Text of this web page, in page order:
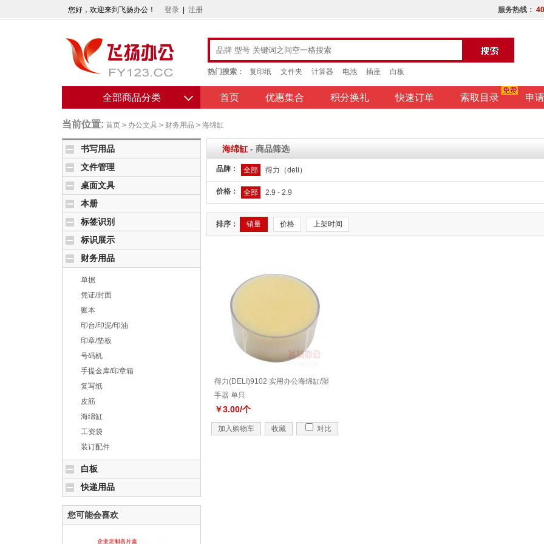
服务热线：
您好，欢迎来到飞扬办公！ 登录 注册
热门搜索： 复印纸 文件夹 计算器 电池 插座 白板
全部商品分类 首页 优惠集合 积分换礼 快速订单 索取目录 申
当前位置: 首页 > 办公文具 > 财务用品 > 海绵缸
书写用品
文件管理
桌面文具
本册
标签识别
标识展示
财务用品
单据
凭证/封面
账本
印台/印泥/印油
印章/垫板
号码机
手提金库/印章箱
复写纸
皮筋
海绵缸
工资袋
装订配件
白板
快递用品
您可能会喜欢
海绵缸 - 商品筛选
品牌： 全部 得力（deli）
价格： 全部 2.9 - 2.9
排序： 销量 价格 上架时间
得力(DELI)9102 实用办公海绵缸/湿
手器 单只
￥3.00/个
加入购物车 收藏 对比